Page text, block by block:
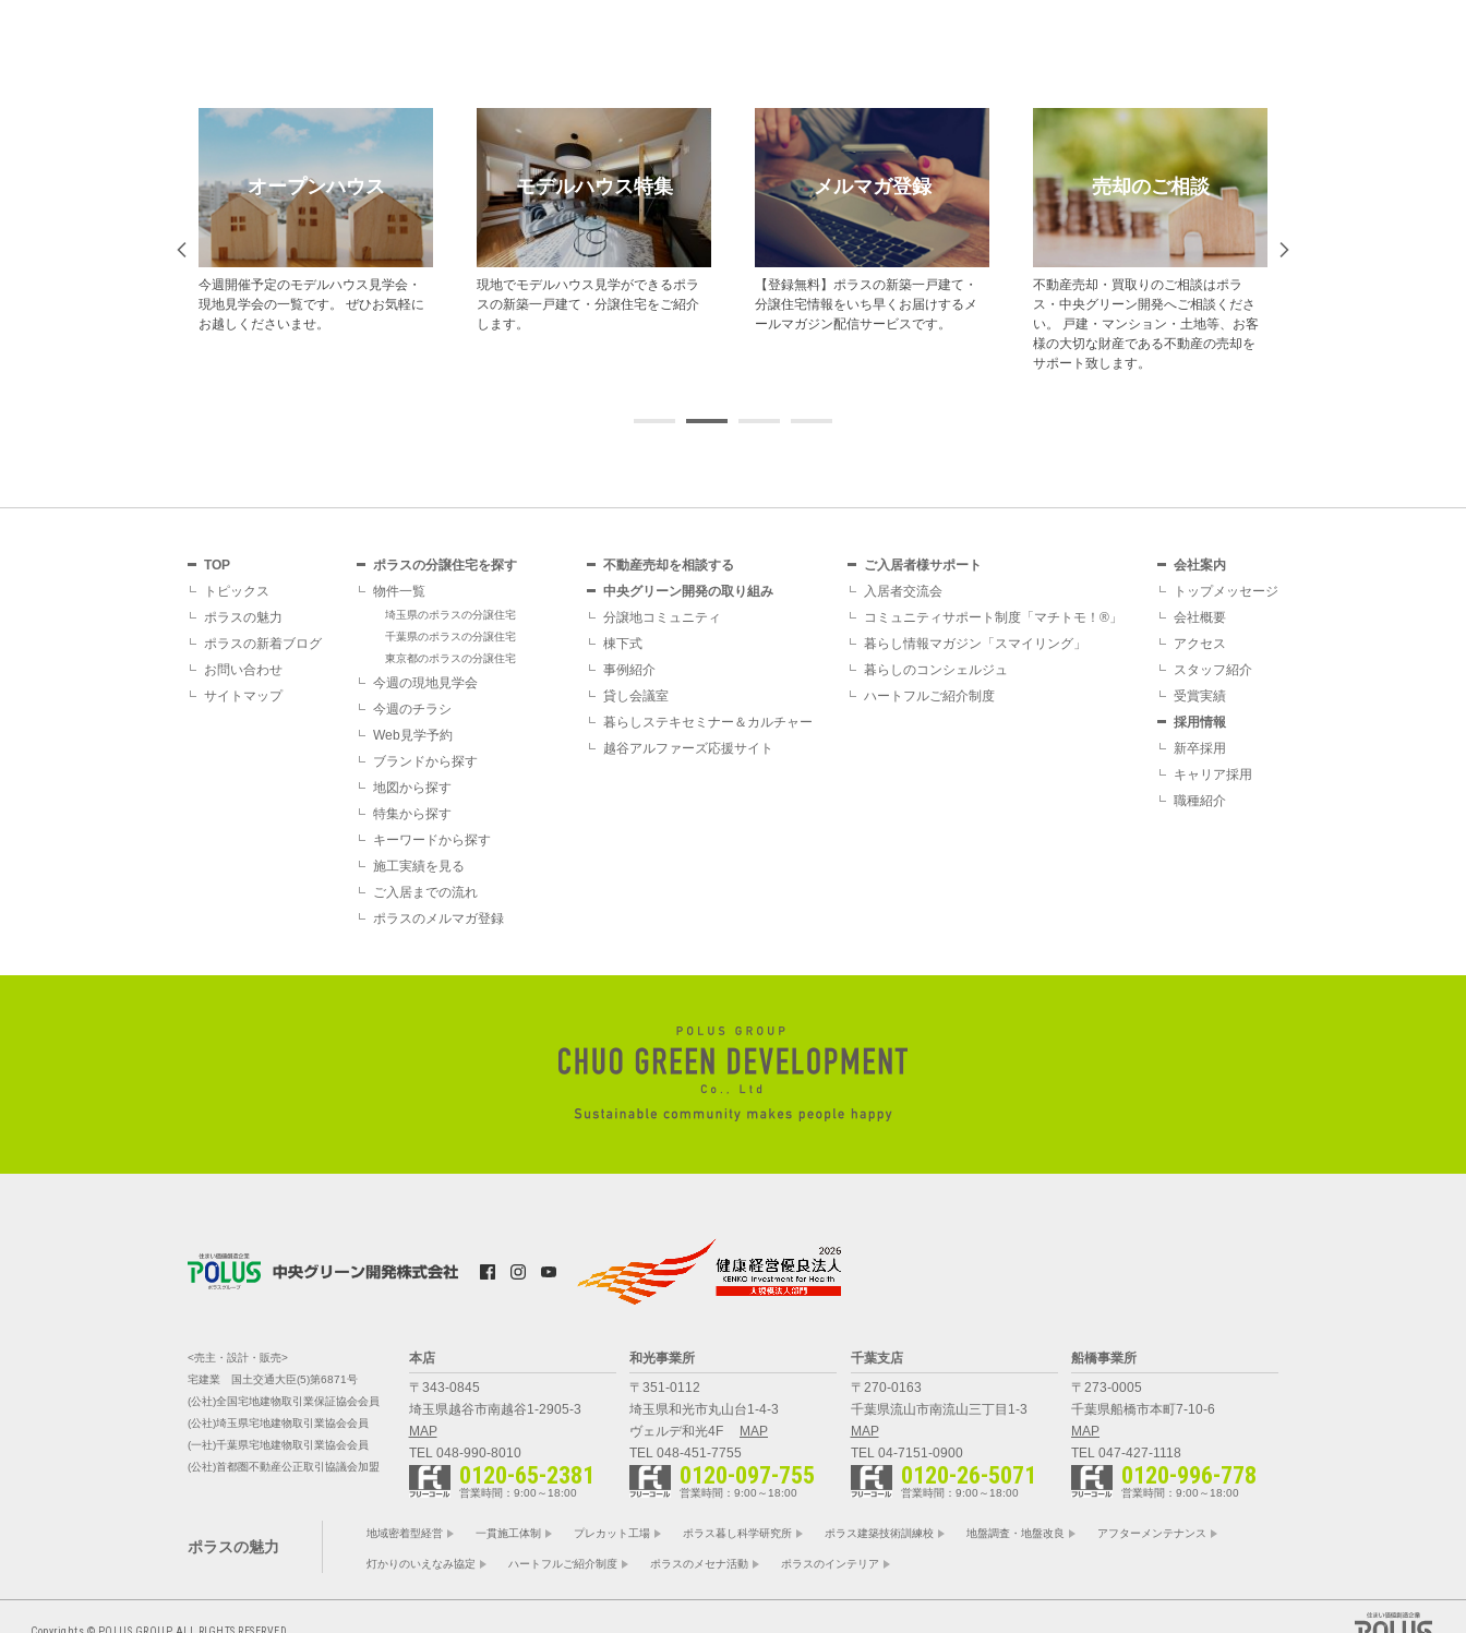
オープンハウス
今週開催予定のモデルハウス見学会・
現地見学会の一覧です。 ぜひお気軽に
お越しくださいませ。
モデルハウス特集
現地でモデルハウス見学ができるポラ
スの新築一戸建て・分譲住宅をご紹介
します。
メルマガ登録
【登録無料】ポラスの新築一戸建て・
分譲住宅情報をいち早くお届けするメ
ールマガジン配信サービスです。
売却のご相談
不動産売却・買取りのご相談はポラ
ス・中央グリーン開発へご相談くださ
い。 戸建・マンション・土地等、お客
様の大切な財産である不動産の売却を
サポート致します。
TOP
トピックス
ポラスの魅力
ポラスの新着ブログ
お問い合わせ
サイトマップ
ポラスの分譲住宅を探す
物件一覧
埼玉県のポラスの分譲住宅
千葉県のポラスの分譲住宅
東京都のポラスの分譲住宅
今週の現地見学会
今週のチラシ
Web見学予約
ブランドから探す
地図から探す
特集から探す
キーワードから探す
施工実績を見る
ご入居までの流れ
ポラスのメルマガ登録
不動産売却を相談する
中央グリーン開発の取り組み
分譲地コミュニティ
棟下式
事例紹介
貸し会議室
暮らしステキセミナー＆カルチャー
越谷アルファーズ応援サイト
ご入居者様サポート
入居者交流会
コミュニティサポート制度「マチトモ！®」
暮らし情報マガジン「スマイリング」
暮らしのコンシェルジュ
ハートフルご紹介制度
会社案内
トップメッセージ
会社概要
アクセス
スタッフ紹介
受賞実績
採用情報
新卒採用
キャリア採用
職種紹介
<売主・設計・販売>
宅建業 国土交通大臣(5)第6871号
(公社)全国宅地建物取引業保証協会会員
(公社)埼玉県宅地建物取引業協会会員
(一社)千葉県宅地建物取引業協会会員
(公社)首都圏不動産公正取引協議会加盟
本店
〒343-0845
埼玉県越谷市南越谷1-2905-3
MAP
TEL 048-990-8010
0120-65-2381
営業時間：9:00～18:00
和光事業所
〒351-0112
埼玉県和光市丸山台1-4-3
ヴェルデ和光4F
MAP
TEL 048-451-7755
0120-097-755
営業時間：9:00～18:00
千葉支店
〒270-0163
千葉県流山市南流山三丁目1-3
MAP
TEL 04-7151-0900
0120-26-5071
営業時間：9:00～18:00
船橋事業所
〒273-0005
千葉県船橋市本町7-10-6
MAP
TEL 047-427-1118
0120-996-778
営業時間：9:00～18:00
ポラスの魅力
地域密着型経営 一貫施工体制 プレカット工場 ポラス暮し科学研究所 ポラス建築技術訓練校 地盤調査・地盤改良 アフターメンテナンス
灯かりのいえなみ協定 ハートフルご紹介制度 ポラスのメセナ活動 ポラスのインテリア